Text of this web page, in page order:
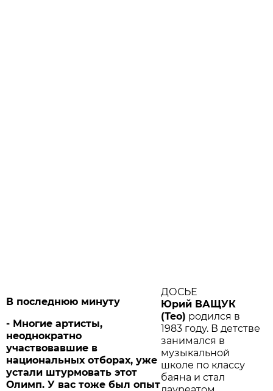
ДОСЬЕ
Юрий ВАЩУК
(Тео) родился в
1983 году. В детстве
занимался в
музыкальной
школе по классу
баяна и стал
В последнюю минуту
- Многие артисты,
неоднократно
участвовавшие в
национальных отборах, уже
устали штурмовать этот
Олимп. У вас тоже был опыт